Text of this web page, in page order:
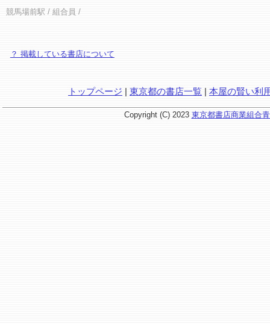
競馬場前駅 / 組合員 /
？ 掲載している書店について
トップページ | 東京都の書店一覧 | 本屋の賢い利
Copyright (C) 2023 東京都書店商業組合